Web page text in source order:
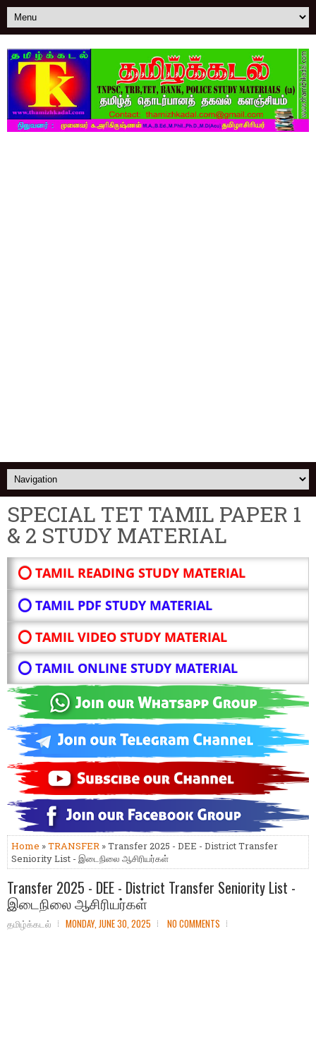
SPECIAL TET TAMIL PAPER 1
& 2 STUDY MATERIAL
⭕ TAMIL READING STUDY MATERIAL
⭕ TAMIL PDF STUDY MATERIAL
⭕ TAMIL VIDEO STUDY MATERIAL
⭕ TAMIL ONLINE STUDY MATERIAL
Home »TRANSFER » Transfer 2025 - DEE - District Transfer
Seniority List - இடைநிலை ஆசிரியர்கள்
Transfer 2025 - DEE - District Transfer Seniority List -
இடைநிலை ஆசிரியர்கள்
தமிழ்க்கடல் MONDAY, JUNE 30, 2025 NO COMMENTS